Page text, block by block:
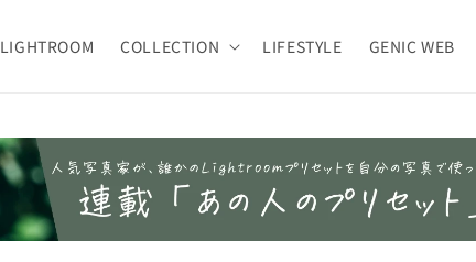
LIGHTROOM COLLECTION LIFESTYLE GENIC WEB